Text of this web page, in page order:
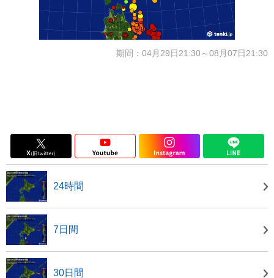
期間：04月29日21:30～08月07日21:30
24時間
7日間
30日間